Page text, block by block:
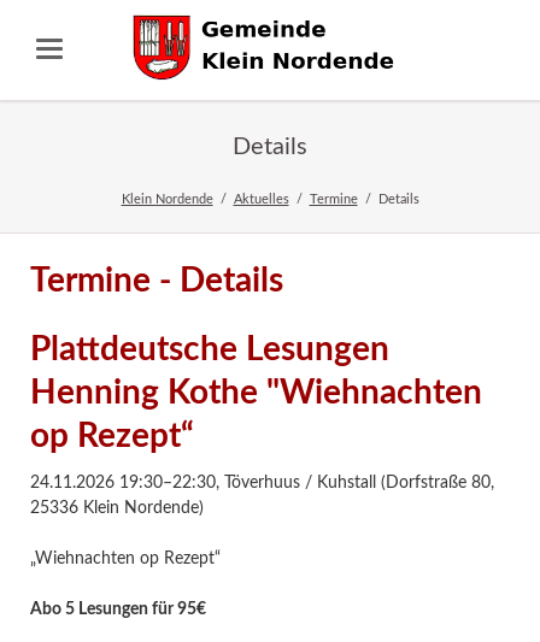
Details
Klein Nordende Aktuelles Termine Details
Termine - Details
Plattdeutsche Lesungen
Henning Kothe "Wiehnachten
op Rezept“
24.11.2026 19:30–22:30,
Töverhuus / Kuhstall (Dorfstraße 80,
25336 Klein Nordende)
„Wiehnachten op Rezept“
Abo 5 Lesungen für 95€